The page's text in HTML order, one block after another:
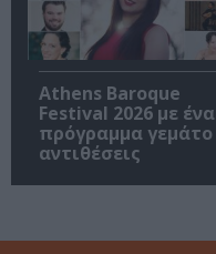
Athens Baroque
Festival 2026 με ένα
πρόγραμμα γεμάτο
αντιθέσεις